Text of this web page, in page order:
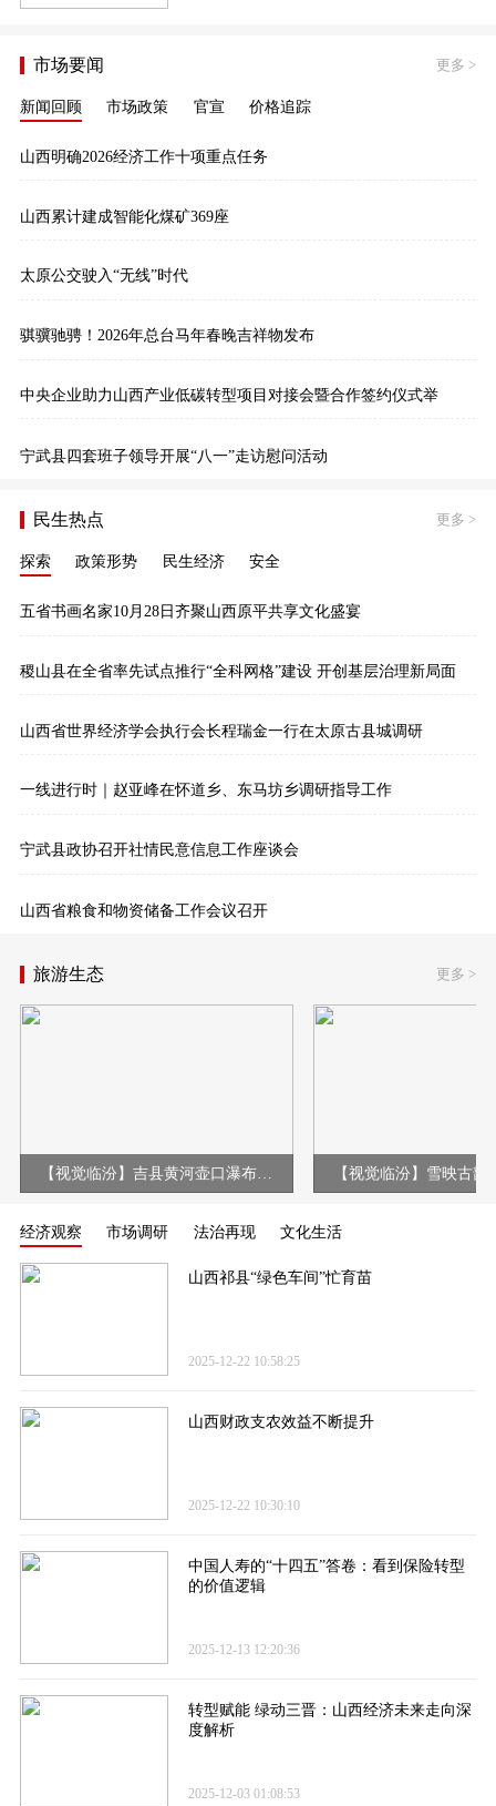
市场要闻 更多 >
新闻回顾 市场政策 官宣 价格追踪
山西明确2026经济工作十项重点任务
山西累计建成智能化煤矿369座
太原公交驶入“无线”时代
骐骥驰骋！2026年总台马年春晚吉祥物发布
中央企业助力山西产业低碳转型项目对接会暨合作签约仪式举
宁武县四套班子领导开展“八一”走访慰问活动
民生热点 更多 >
探索 政策形势 民生经济 安全
五省书画名家10月28日齐聚山西原平共享文化盛宴
稷山县在全省率先试点推行“全科网格”建设 开创基层治理新局面
山西省世界经济学会执行会长程瑞金一行在太原古县城调研
一线进行时｜赵亚峰在怀道乡、东马坊乡调研指导工作
宁武县政协召开社情民意信息工作座谈会
山西省粮食和物资储备工作会议召开
旅游生态 更多 >
【视觉临汾】吉县黄河壶口瀑布现冰挂彩虹壮美景观
经济观察 市场调研 法治再现 文化生活
山西祁县“绿色车间”忙育苗
2025-12-22 10:58:25
山西财政支农效益不断提升
2025-12-22 10:30:10
中国人寿的“十四五”答卷​：看到保险转型
的价值逻辑
2025-12-13 12:20:36
转型赋能 绿动三晋：山西经济未来走向深
度解析
2025-12-03 01:08:53